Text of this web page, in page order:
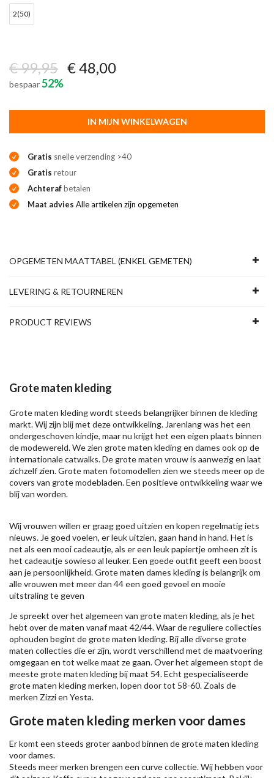
2(50)
€ 99,95 € 48,00
bespaar52%
IN MIJN WINKELWAGEN
Gratis snelle verzending >40
Gratis retour
Achterafbetalen
Maat advies Alle artikelen zijn opgemeten
OPGEMETEN MAATTABEL (ENKEL GEMETEN)
LEVERING & RETOURNEREN
PRODUCT REVIEWS
Grote maten kleding
Grote maten kleding wordt steeds belangrijker binnen de kleding
markt. Wij zijn blij met deze ontwikkeling. Jarenlang was het een
ondergeschoven kindje, maar nu krijgt het een eigen plaats binnen
de modewereld. We zien grote maten kleding en dames ook op de
internationale catwalks. De grote maten vrouw is aanwezig en laat
zichzelf zien. Grote maten fotomodellen zien we steeds meer op de
covers van grote modebladen. Een positieve ontwikkeling waar we
blij van worden.
Wij vrouwen willen er graag goed uitzien en kopen regelmatig iets
nieuws. Je goed voelen, er leuk uitzien, gaan hand in hand. Het is
net als een mooi cadeautje, als er een leuk papiertje omheen zit is
het cadeautje sowieso al leuker. Een goede outfit geeft een boost
aan je persoonlijkheid. Grote maten dames kleding is belangrijk om
alle vrouwen met meer dan 44 een goed gevoel en mooie
uitstraling te geven
Je spreekt over het algemeen van grote maten kleding, als je het
hebt over de maten vanaf maat 42/44. Waar de reguliere collecties
ophouden begint de grote maten kleding. Bij alle diverse grote
maten collecties die er zijn, wordt verschillend met de maatvoering
omgegaan en tot welke maat ze gaan. Over het algemeen stopt de
meeste grote maten kleding bij maat 54. Echt gespecialiseerde
grote maten kleding merken, lopen door tot 58-60. Zoals de
merken Zizzien Yesta.
Grote maten kleding merken voor dames
Er komt een steeds groter aanbod binnen de grote maten kleding
voor dames.
Steeds meer merken brengen een curve collectie. Wij hebben voor